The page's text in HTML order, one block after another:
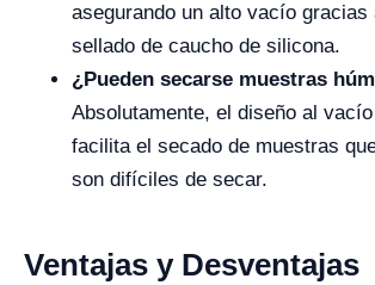
asegurando un alto vacío gracias
sellado de caucho de silicona.
¿Pueden secarse muestras
Absolutamente, el diseño al
facilita el secado de muestras
son difíciles de secar.
Ventajas y Desventajas